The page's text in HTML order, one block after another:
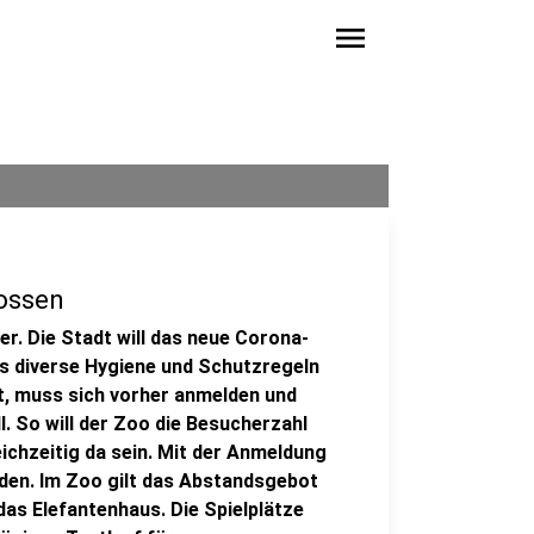
menu
Die Stadt will das neue Corona-
Hygiene und Schutzregeln
muss sich vorher anmelden und
So will der Zoo die Besucherzahl
da sein. Mit der Anmeldung
Im Zoo gilt das Abstandsgebot
Elefantenhaus. Die Spielplätze